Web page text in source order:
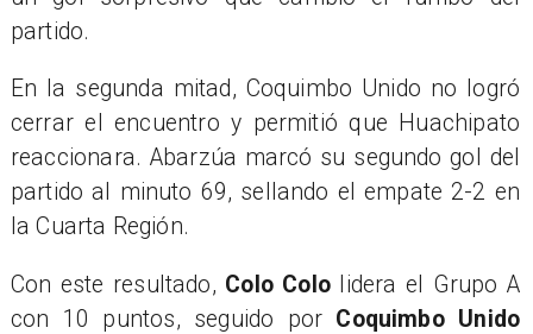
partido.
En la segunda mitad, Coquimbo Unido no logró
cerrar el encuentro y permitió que Huachipato
reaccionara. Abarzúa marcó su segundo gol del
partido al minuto 69, sellando el empate 2-2 en
la Cuarta Región.
Con este resultado, Colo Colo lidera el Grupo A
con 10 puntos, seguido por Coquimbo Unido